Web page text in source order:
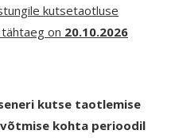
kutsetaotluse
on 20.10.2026
kutse taotlemise
kohta perioodil